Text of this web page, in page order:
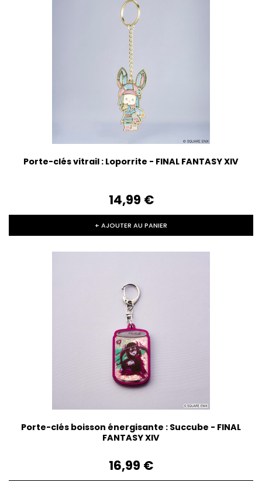
Porte-clés vitrail : Loporrite - FINAL FANTASY XIV
14,99‎ ‎€
+ AJOUTER AU PANIER
Porte-clés boisson énergisante : Succube - FINAL
FANTASY XIV
16,99‎ ‎€